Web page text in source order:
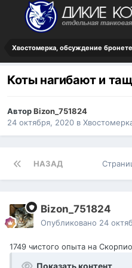
Хвостомерка, обсуждение
Коты нагибают и
АвторBizon_751824
24 октября, 2020 в
НАЗАД
Bizon_751824
Опубликовано 24
1749 чистого опыта на